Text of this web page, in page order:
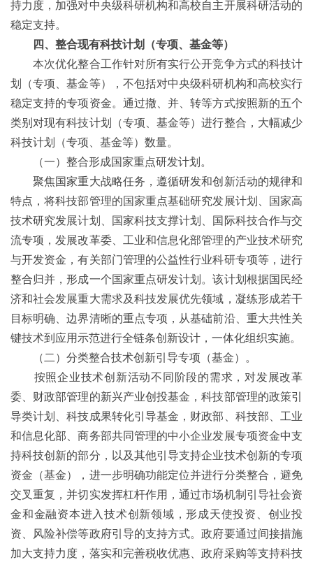
持力度，加强对中央级科研机构和高校自主开展科研活动的
稳定支持。
四、整合现有科技计划（专项、基金等）
本次优化整合工作针对所有实行公开竞争方式的科技计
划（专项、基金等），不包括对中央级科研机构和高校实行
稳定支持的专项资金。通过撤、并、转等方式按照新的五个
类别对现有科技计划（专项、基金等）进行整合，大幅减少
科技计划（专项、基金等）数量。
（一）整合形成国家重点研发计划。
聚焦国家重大战略任务，遵循研发和创新活动的规律和
特点，将科技部管理的国家重点基础研究发展计划、国家高
技术研究发展计划、国家科技支撑计划、国际科技合作与交
流专项，发展改革委、工业和信息化部管理的产业技术研究
与开发资金，有关部门管理的公益性行业科研专项等，进行
整合归并，形成一个国家重点研发计划。该计划根据国民经
济和社会发展重大需求及科技发展优先领域，凝练形成若干
目标明确、边界清晰的重点专项，从基础前沿、重大共性关
键技术到应用示范进行全链条创新设计，一体化组织实施。
（二）分类整合技术创新引导专项（基金）。
按照企业技术创新活动不同阶段的需求，对发展改革
委、财政部管理的新兴产业创投基金，科技部管理的政策引
导类计划、科技成果转化引导基金，财政部、科技部、工业
和信息化部、商务部共同管理的中小企业发展专项资金中支
持科技创新的部分，以及其他引导支持企业技术创新的专项
资金（基金），进一步明确功能定位并进行分类整合，避免
交叉重复，并切实发挥杠杆作用，通过市场机制引导社会资
金和金融资本进入技术创新领域，形成天使投资、创业投
资、风险补偿等政府引导的支持方式。政府要通过间接措施
加大支持力度，落实和完善税收优惠、政府采购等支持科技